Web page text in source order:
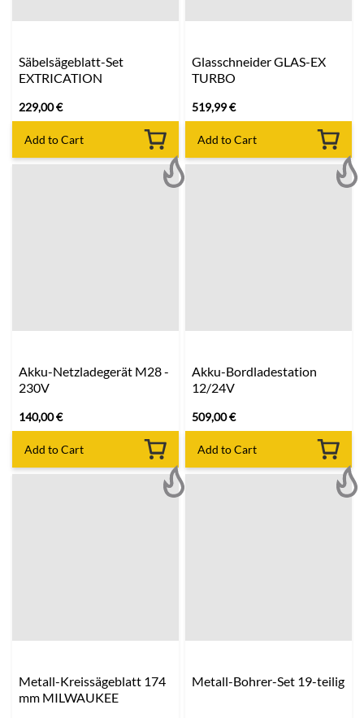
Säbelsägeblatt-Set
EXTRICATION
229,00€
Add to Cart
Glasschneider GLAS-EX
TURBO
519,99€
Add to Cart
Akku-Netzladegerät M28 -
230V
140,00€
Add to Cart
Akku-Bordladestation
12/24V
509,00€
Add to Cart
Metall-Kreissägeblatt 174
mm MILWAUKEE
Metall-Bohrer-Set 19-teilig